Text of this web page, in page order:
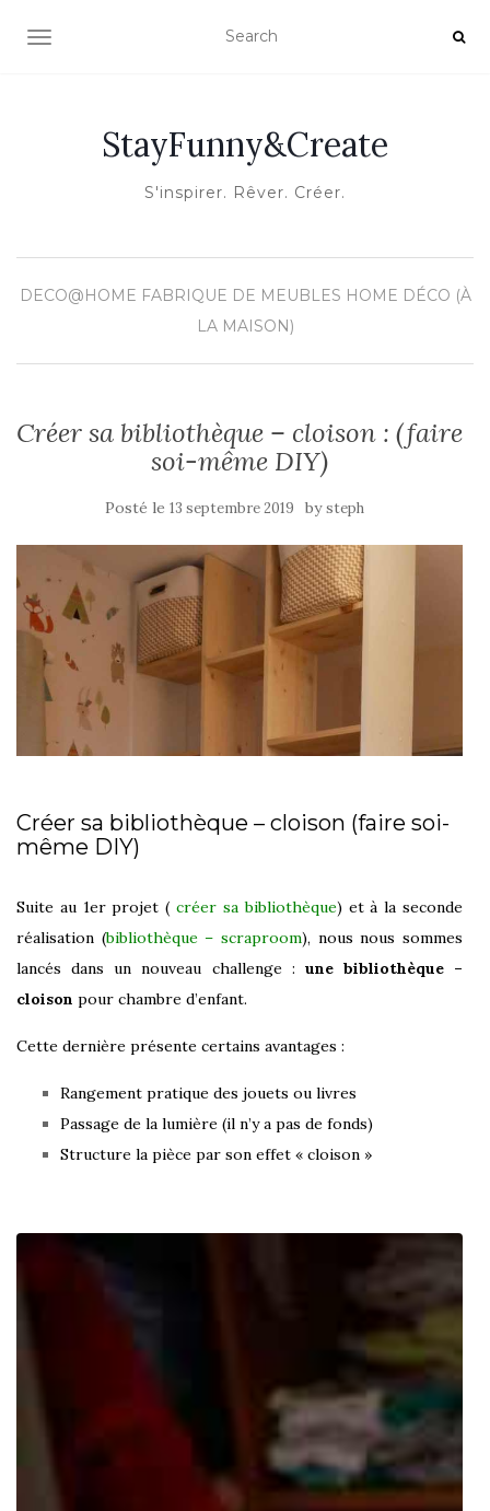
OUVRIR/FERMER LA NAVIGATION
StayFunny&Create
S'inspirer. Rêver. Créer.
DECO@HOME FABRIQUE DE MEUBLES HOME DÉCO (À
LA MAISON)
Créer sa bibliothèque – cloison : (faire
soi-même DIY)
Posté le 13 septembre 2019 bysteph
Créer sa bibliothèque – cloison (faire soi-
même DIY)
Suite au 1er projet ( créer sa bibliothèque) et à la seconde
réalisation (bibliothèque – scraproom), nous nous sommes
lancés dans un nouveau challenge : une bibliothèque –
cloison pour chambre d’enfant.
Cette dernière présente certains avantages :
Rangement pratique des jouets ou livres
Passage de la lumière (il n’y a pas de fonds)
Structure la pièce par son effet « cloison »